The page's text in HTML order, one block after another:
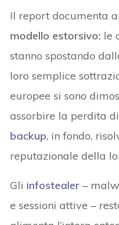
Il report documenta
modello estorsivo: le
stanno spostando
loro semplice
europee si sono
assorbire la perdita
backup, in fondo,
reputazionale della
Gli infostealer –
e sessioni attive –